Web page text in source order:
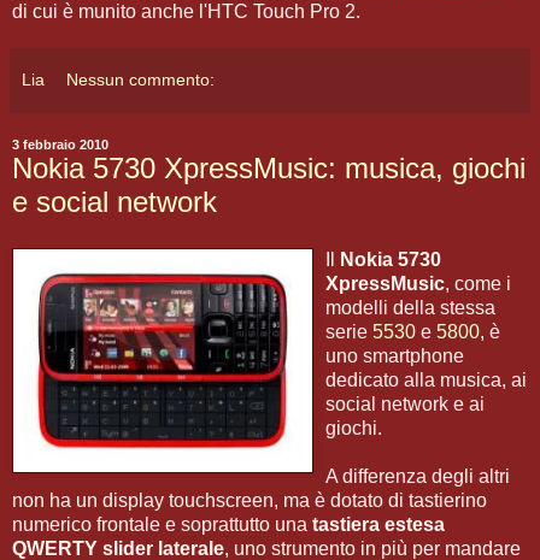
di cui è munito anche l'HTC Touch Pro 2.
Lia Nessun commento:
3 febbraio 2010
Nokia 5730 XpressMusic: musica, giochi
e social network
Nokia 5730
XpressMusic, come i
modelli della stessa
serie 5530 e 5800, è
uno smartphone
dedicato alla musica, ai
social network e ai
giochi.
A differenza degli altri
non ha un display touchscreen, ma è dotato di tastierino
numerico frontale e soprattutto una tastiera estesa
QWERTY slider laterale, uno strumento in più per mandare